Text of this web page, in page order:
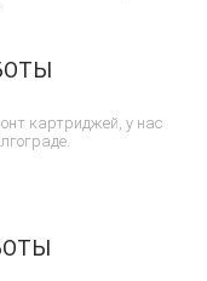
картриджей, у нас